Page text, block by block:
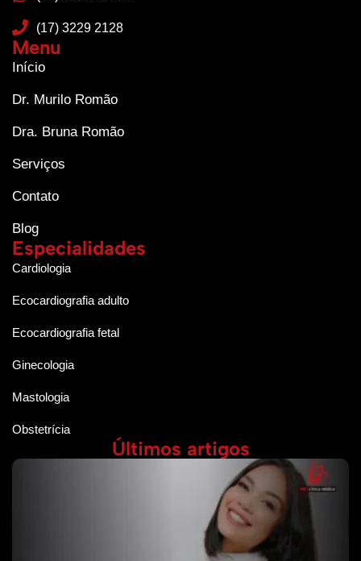
(17) 3229 2128
Menu
Início
Dr. Murilo Romão
Dra. Bruna Romão
Serviços
Contato
Blog
Especialidades
Cardiologia
Ecocardiografia adulto
Ecocardiografia fetal
Ginecologia
Mastologia
Obstetrícia
Últimos artigos